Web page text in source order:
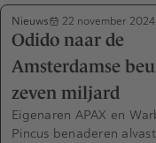
Nieuws 22 november 2024
Odido naar de
Amsterdamse
zeven miljard
Eigenaren APAX en
Pincus benaderen